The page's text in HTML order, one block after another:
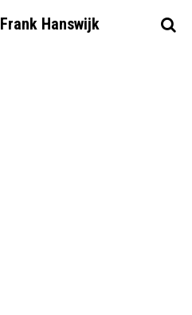
Frank Hanswijk